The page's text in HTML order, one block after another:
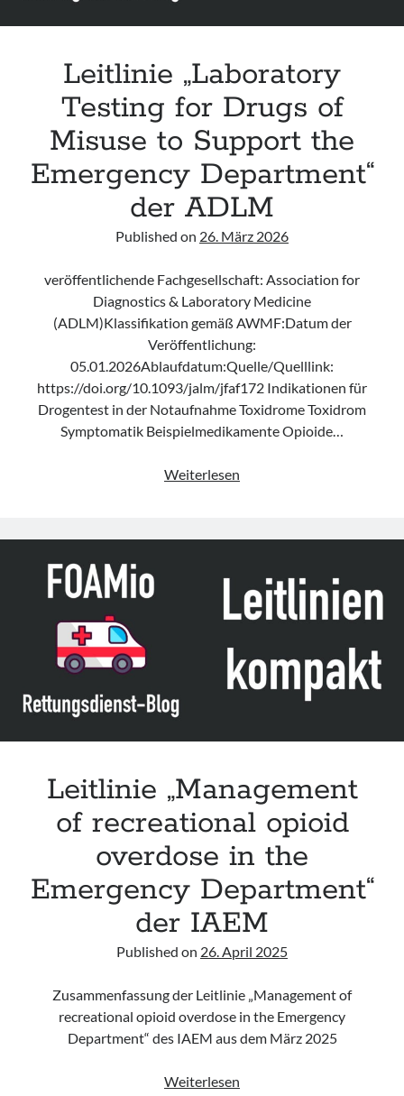
Leitlinie „Laboratory
Testing for Drugs of
Misuse to Support the
Emergency Department“
der ADLM
Published on 26. März 2026
veröffentlichende Fachgesellschaft: Association for
Diagnostics & Laboratory Medicine
(ADLM)Klassifikation gemäß AWMF:Datum der
Veröffentlichung:
05.01.2026Ablaufdatum:Quelle/Quelllink:
https://doi.org/10.1093/jalm/jfaf172 Indikationen für
Drogentest in der Notaufnahme Toxidrome Toxidrom
Symptomatik Beispielmedikamente Opioide…
Weiterlesen
for
Misuse
to
the
Emergency
Leitlinie „Management
of recreational opioid
overdose in the
Emergency Department“
der IAEM
Published on 26. April 2025
Zusammenfassung der Leitlinie „Management of
recreational opioid overdose in the Emergency
Department“ des IAEM aus dem März 2025
Weiterlesen